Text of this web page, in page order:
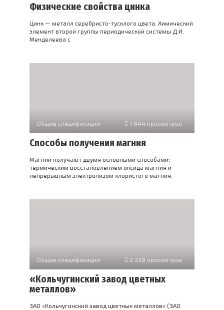
Физические свойства цинка
Цинк — металл серебристо-тусклого цвета. Химический
элемент второй группы периодической системы Д.И.
Менделеева с
Общие спецификации 1 844 просмотров
Способы получения магния
Магний получают двумя основными способами:
термическим восстановлением оксида магния и
непрерывным электролизом хлористого магния.
Общие спецификации 2 338 просмотров
«Кольчугинский завод цветных
металлов»
ЗАО «Кольчугинский завод цветных металлов» (ЗАО